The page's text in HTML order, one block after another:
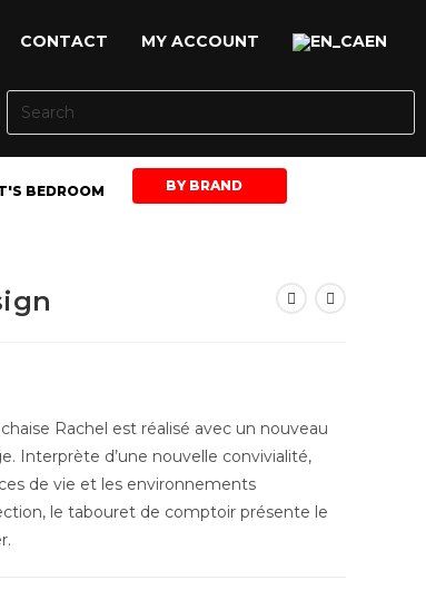
CONTACT MY ACCOUNT EN
BEDROOM BY BRAND
Rachel est réalisé avec un nouveau
Interprète d’une nouvelle convivialité,
de vie et les environnements
le tabouret de comptoir présente le